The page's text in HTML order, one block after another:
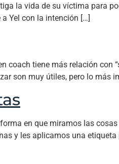
la vida de su víctima para
a Yel con la intención […]
tiene más relación con
son muy útiles, pero lo más
en que miramos las
y les aplicamos una